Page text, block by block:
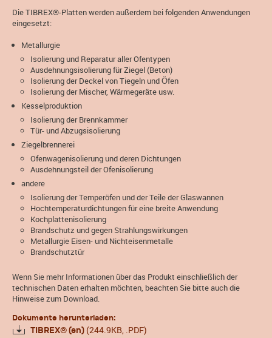
Die TIBREX®-Platten werden außerdem bei folgenden Anwendungen
eingesetzt:
Metallurgie
Isolierung und Reparatur aller Ofentypen
Ausdehnungsisolierung für Ziegel (Beton)
Isolierung der Deckel von Tiegeln und Öfen
Isolierung der Mischer, Wärmegeräte usw.
Kesselproduktion
Isolierung der Brennkammer
Tür- und Abzugsisolierung
Ziegelbrennerei
Ofenwagenisolierung und deren Dichtungen
Ausdehnungsteil der Ofenisolierung
andere
Isolierung der Temperöfen und der Teile der Glaswannen
Hochtemperaturdichtungen für eine breite Anwendung
Kochplattenisolierung
Brandschutz und gegen Strahlungswirkungen
Metallurgie Eisen- und Nichteisenmetalle
Brandschutztür
Wenn Sie mehr Informationen über das Produkt einschließlich der
technischen Daten erhalten möchten, beachten Sie bitte auch die
Hinweise zum Download.
Dokumente herunterladen:
TIBREX® (en) (244.9KB, .PDF)